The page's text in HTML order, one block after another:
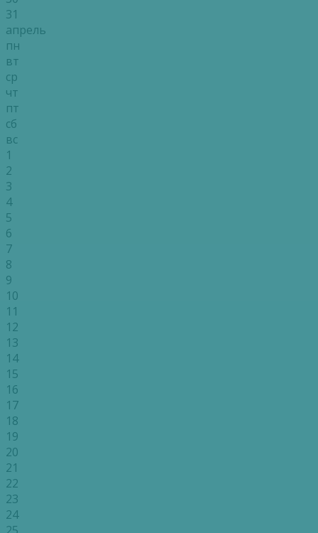
31
апрель
пн
вт
ср
чт
пт
сб
вс
1
2
3
4
5
6
7
8
9
10
11
12
13
14
15
16
17
18
19
20
21
22
23
24
25